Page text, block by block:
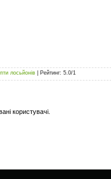
лосьйонів Рейтинг: 5.0/1
користувачі.